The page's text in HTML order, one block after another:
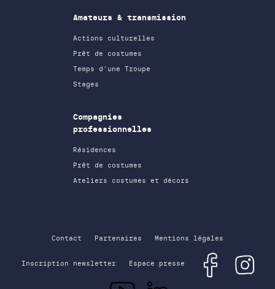
Amateurs & transmission
Actions culturelles
Prêt de costumes
Temps d’une Troupe
Stages
Compagnies
professionnelles
Résidences
Prêt de costumes
Ateliers costumes et décors
Contact Partenaires Mentions légales
Inscription newsletter Espace presse